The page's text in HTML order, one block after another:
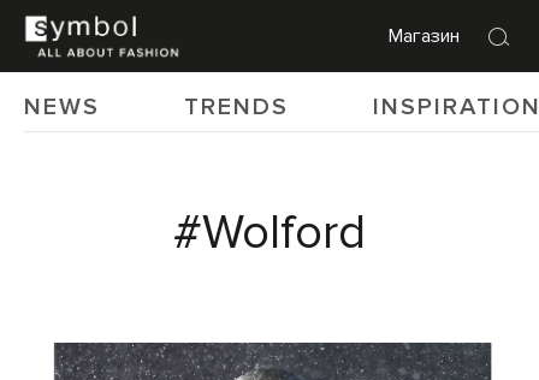
Магазин
NEWS TRENDS
#Wolford